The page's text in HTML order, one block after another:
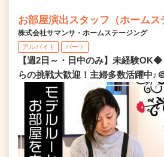
お部屋演出スタッフ（ホームス
株式会社サマンサ・ホームステージング
アルバイト パート
【週2日～・日中のみ】未経験
らの挑戦大歓迎！主婦多数活躍中♪